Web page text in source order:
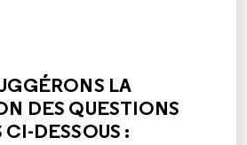
LA
DES QUESTIONS
DESSOUS :